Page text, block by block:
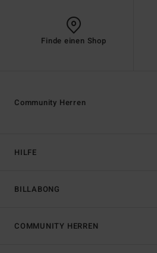
Finde einen Shop
HILFE
BILLABONG
Community Herren
COMMUNITY HERREN